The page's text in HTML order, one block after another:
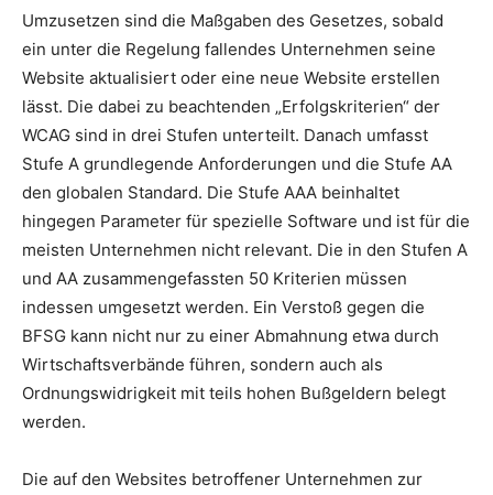
Umzusetzen sind die Maßgaben des Gesetzes, sobald
ein unter die Regelung fallendes Unternehmen seine
Website aktualisiert oder eine neue Website erstellen
lässt. Die dabei zu beachtenden „Erfolgskriterien“ der
WCAG sind in drei Stufen unterteilt. Danach umfasst
Stufe A grundlegende Anforderungen und die Stufe AA
den globalen Standard. Die Stufe AAA beinhaltet
hingegen Parameter für spezielle Software und ist für die
meisten Unternehmen nicht relevant. Die in den Stufen A
und AA zusammengefassten 50 Kriterien müssen
indessen umgesetzt werden. Ein Verstoß gegen die
BFSG kann nicht nur zu einer Abmahnung etwa durch
Wirtschaftsverbände führen, sondern auch als
Ordnungswidrigkeit mit teils hohen Bußgeldern belegt
werden.
Die auf den Websites betroffener Unternehmen zur